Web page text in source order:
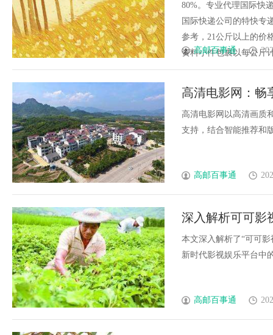
陆路业务
80%。专业代理国际快
国际快递公司的特快专
参考，21公斤以上的价
资料小件包裹以每公斤
高邮百事通
高清电影网：畅
高清电影网以高清画质
支持，结合智能推荐和
高邮百事通
深入解析可可影
望
本文深入解析了“可可
新时代影视娱乐平台中
高邮百事通